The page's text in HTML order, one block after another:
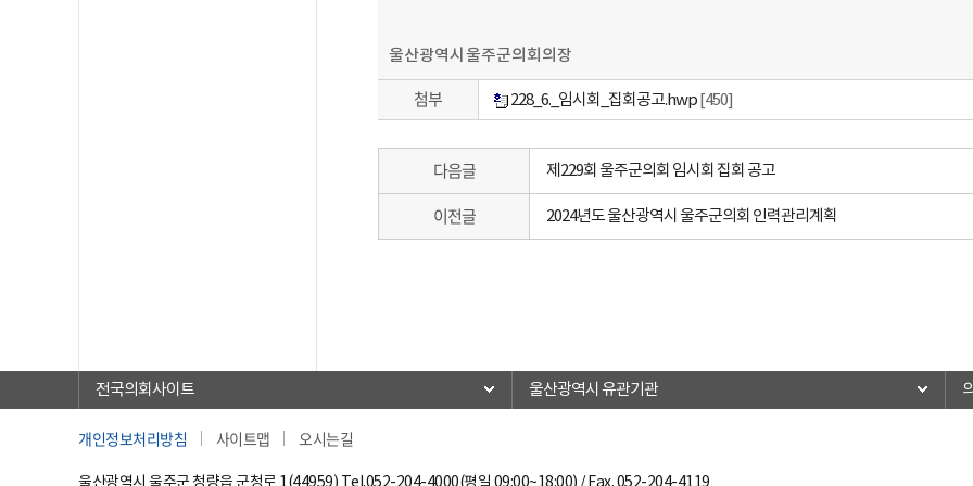
울산광역시울주군의회의장
첨부 228_6._임시회_집회공고.hwp [450]
다음글 제229회 울주군의회 임시회 집회 공고
이전글 2024년도 울산광역시 울주군의회 인력관리계획
전국의회사이트 울산광역시 유관기관
개인정보처리방침 사이트맵 오시는길